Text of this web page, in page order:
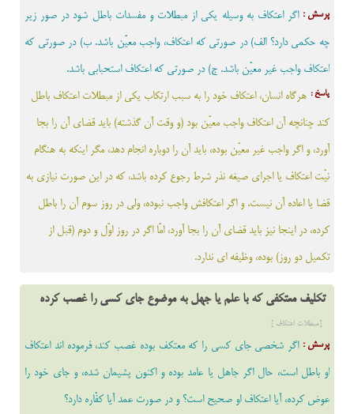
پرسش : اگر اعتكاف به وسيله يكى از مبطلات و مفسدات باطل شود در صور زير
چه حكمى دارد؟ الف) در صورتى كه اعتكاف، واجب معيّن باشد. ب) در صورتى كه
اعتكاف واجب غير معيّن باشد. ج) در صورتى كه اعتكاف استحبابى باشد.
پاسخ : هرگاه انسان، اعتكاف خود را به سبب ارتكاب يكى از مبطلات اعتكاف باطل
كند چنانچه آن اعتكاف واجب معيّن بود (و وقت آن گذشته) بايد قضاى آن را بجا
آورد، و اگر واجب غير معيّن بوده، بايد آن را دوباره انجام دهد، مگر اينكه به هنگام
نيّت اعتكاف يا اجراى صيغه نذر شرط رجوع كرده باشد، كه در اين صورت نيازى به
قضا يا اعاده آن نيست. و اگر اعتكافش واجب نبوده، ولى در روز سوم آن را باطل
كرده، در اينجا نيز بايد قضاى آن را بجا آورد، امّا اگر در روز اوّل و دوم (قبل از
تكميل دو روز) بوده، وظيفه اى ندارد.
تکلیف معتکفی که با علم یا جهل به موضوع جای کسی را غصب کرده
[مبطلات اعتکاف ]
پرسش : اگر شخصى جاى كسى را كه معتكف بوده غصب كند، فرموده اند اعتكاف
او باطل است، حال اگر جاهل يا عامد بوده و اكنون پشيمان شده، و جاى خود را
عوض كرده، آيا اعتكاف او صحيح است؟ و در صورت عمد آيا كفّاره دارد؟